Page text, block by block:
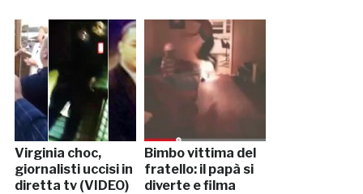
Virginia choc,
giornalisti uccisi in
diretta tv (VIDEO)
Bimbo vittima del
fratello: il papà si
diverte e filma